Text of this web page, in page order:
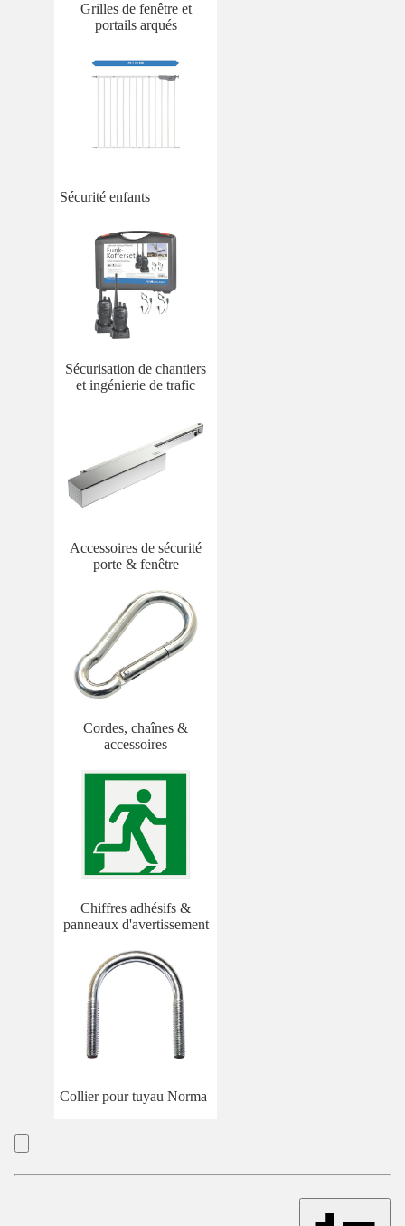
Grilles de fenêtre et
portails arqués
Sécurité enfants
Sécurisation de chantiers
et ingénierie de trafic
Accessoires de sécurité
porte & fenêtre
Cordes, chaînes &
accessoires
Chiffres adhésifs &
panneaux d'avertissement
Collier pour tuyau Norma